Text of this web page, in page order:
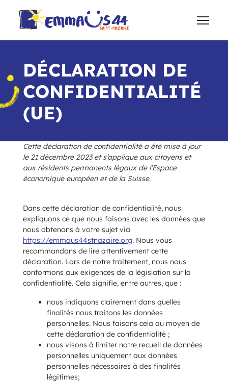
DÉCLARATION DE
CONFIDENTIALITÉ
(UE)
Cette déclaration de confidentialité a été mise à jour
le 21 décembre 2023 et s’applique aux citoyens et
aux résidents permanents légaux de l’Espace
économique européen et de la Suisse.
Dans cette déclaration de confidentialité, nous
expliquons ce que nous faisons avec les données que
nous obtenons à votre sujet via
https://emmaus44stnazaire.org. Nous vous
recommandons de lire attentivement cette
déclaration. Lors de notre traitement, nous nous
conformons aux exigences de la législation sur la
confidentialité. Cela signifie, entre autres, que :
nous indiquons clairement dans quelles
finalités nous traitons les données
personnelles. Nous faisons cela au moyen de
cette déclaration de confidentialité ;
nous visons à limiter notre recueil de données
personnelles uniquement aux données
personnelles nécessaires à des finalités
légitimes;